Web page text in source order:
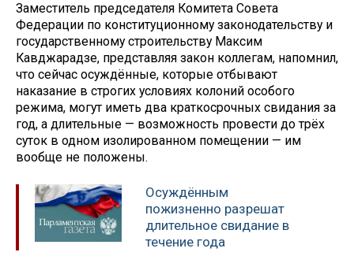
Заместитель председателя Комитета Совета
Федерации по конституционному законодательству и
государственному строительству Максим
Кавджарадзе, представляя закон коллегам, напомнил,
что сейчас осуждённые, которые отбывают
наказание в строгих условиях колоний особого
режима, могут иметь два краткосрочных свидания за
год, а длительные — возможность провести до трёх
суток в одном изолированном помещении — им
вообще не положены.
Осуждённым
пожизненно разрешат
длительное свидание в
течение года